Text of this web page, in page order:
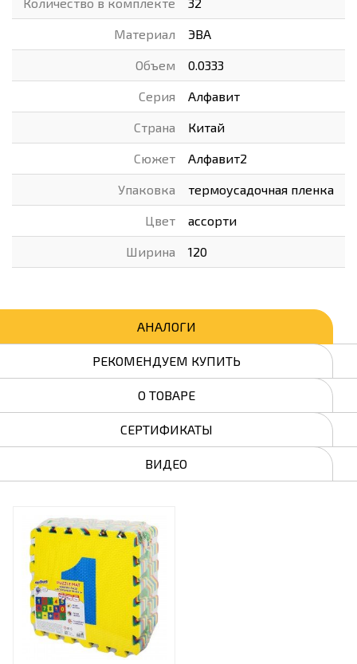
Материал ЭВА
Объем 0.0333
Серия Алфавит
Страна Китай
Сюжет Алфавит2
Упаковка термоусадочная пленка
Цвет ассорти
Ширина 120
АНАЛОГИ
РЕКОМЕНДУЕМ КУПИТЬ
О ТОВАРЕ
СЕРТИФИКАТЫ
ВИДЕО